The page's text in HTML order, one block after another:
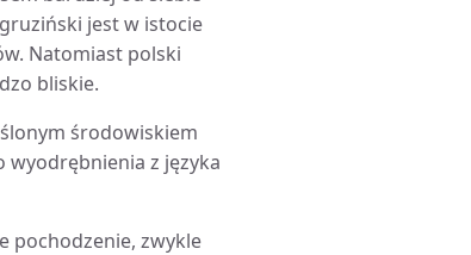
jest w istocie
Natomiast polski
bliskie.
środowiskiem
wyodrębnienia z języka
pochodzenie, zwykle